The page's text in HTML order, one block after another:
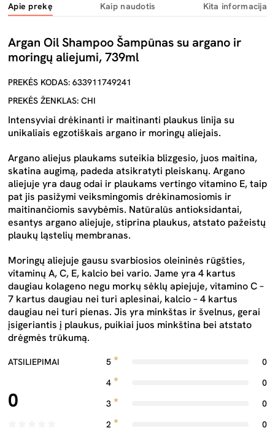
Apie prekę Kaip naudotis Kita informacija
Argan Oil Shampoo Šampūnas su argano ir
moringų aliejumi, 739ml
PREKĖS KODAS: 633911749241
PREKĖS ŽENKLAS: CHI
Intensyviai drėkinanti ir maitinanti plaukus linija su
unikaliais egzotiškais argano ir moringų aliejais.
Argano aliejus plaukams suteikia blizgesio, juos maitina,
skatina augimą, padeda atsikratyti pleiskanų. Argano
aliejuje yra daug odai ir plaukams vertingo vitamino E, taip
pat jis pasižymi veiksmingomis drėkinamosiomis ir
maitinančiomis savybėmis. Natūralūs antioksidantai,
esantys argano aliejuje, stiprina plaukus, atstato pažeistų
plaukų ląstelių membranas.
Moringų aliejuje gausu svarbiosios oleininės rūgšties,
vitaminų A, C, E, kalcio bei vario. Jame yra 4 kartus
daugiau kolageno negu morkų sėklų apiejuje, vitamino C –
7 kartus daugiau nei turi aplesinai, kalcio – 4 kartus
daugiau nei turi pienas. Jis yra minkštas ir švelnus, gerai
įsigeriantis į plaukus, puikiai juos minkština bei atstato
drėgmės trūkumą.
ATSILIEPIMAI
0
5
0
4
0
3
0
2
0